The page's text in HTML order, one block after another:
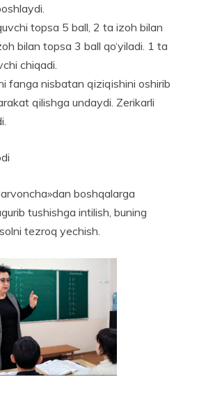
topsa 5 ball, 2 ta izoh bilan
bilan topsa 3 ball qo‘yiladi. 1 ta
chiqadi.
fanga nisbatan qiziqishini ­oshirib
qilishga undaydi. Ze­rikarli
boshqalarga
tushishga intilish, buning
tezroq yechish.